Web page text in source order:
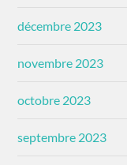
décembre 2023
novembre 2023
octobre 2023
septembre 2023